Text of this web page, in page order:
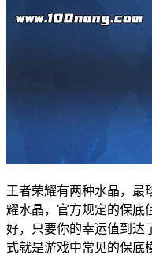
王者荣耀有两种水晶，最
耀水晶，官方规定的保底
好，只要你的幸运值到达
式就是游戏中常见的保底